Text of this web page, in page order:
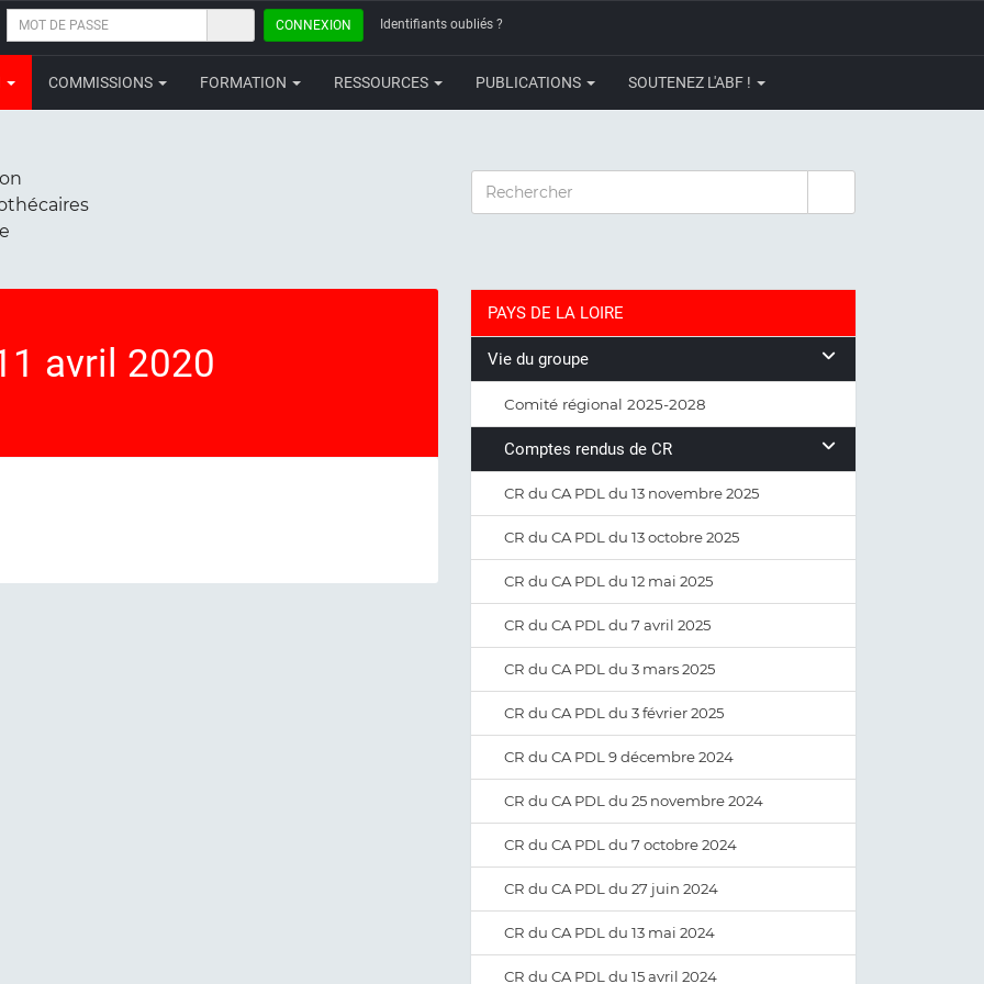
MOT
PASSE
CONNEXION Identifiants oubliés ?
COMMISSIONS FORMATION RESSOURCES PUBLICATIONS SOUTENEZ L'ABF !
RECHERCHER
avril 2020
PAYS DE LA LOIRE
Vie du groupe
Comité régional 2025-2028
Comptes rendus de CR
CR du CA PDL du 13 novembre 2025
CR du CA PDL du 13 octobre 2025
CR du CA PDL du 12 mai 2025
CR du CA PDL du 7 avril 2025
CR du CA PDL du 3 mars 2025
CR du CA PDL du 3 février 2025
CR du CA PDL 9 décembre 2024
CR du CA PDL du 25 novembre 2024
CR du CA PDL du 7 octobre 2024
CR du CA PDL du 27 juin 2024
CR du CA PDL du 13 mai 2024
CR du CA PDL du 15 avril 2024